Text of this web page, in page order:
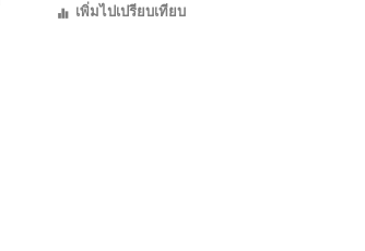
เพิ่มไปเปรียบเทียบ